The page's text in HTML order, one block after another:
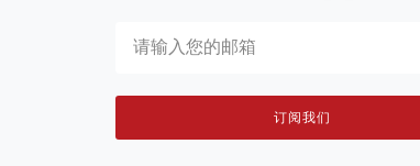
订阅我们